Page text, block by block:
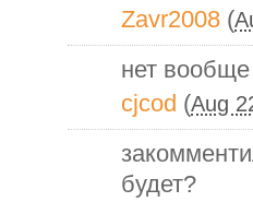
Zavr2008 (
нет вообще
cjcod (Aug
будет?